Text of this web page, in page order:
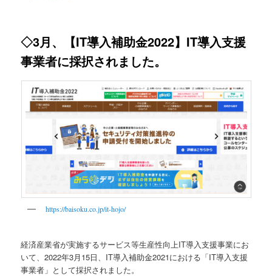
◇3月、【IT導入補助金2022】IT導入支援
事業者に採択されました。
https://baisoku.co.jp/it-hojo/
経済産業省が実施するサービス等生産性向上IT導入支援事業にお
いて、2022年3月15日、IT導入補助金2021における「IT導入支援
事業者」として採択されました。